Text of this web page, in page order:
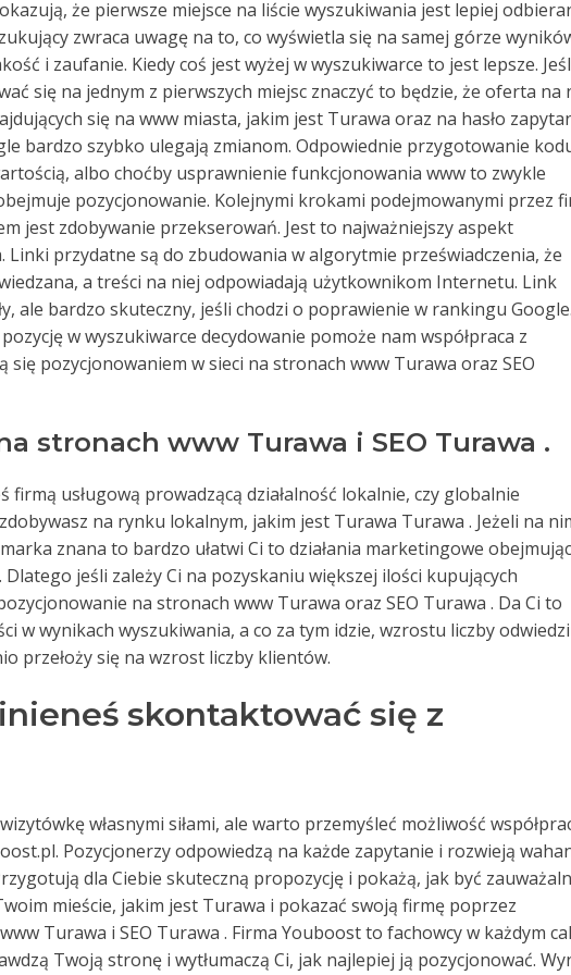
że pierwsze miejsce na liście wyszukiwania jest lepiej
zwraca uwagę na to, co wyświetla się na samej górze
i zaufanie. Kiedy coś jest wyżej w wyszukiwarce to jest lepsze.
się na jednym z pierwszych miejsc znaczyć to będzie, że oferta na
się na www miasta, jakim jest Turawa oraz na hasło
bardzo szybko ulegają zmianom. Odpowiednie przygotowanie
albo choćby usprawnienie funkcjonowania www to zwykle
pozycjonowanie. Kolejnymi krokami podejmowanymi przez
jest zdobywanie przekserowań. Jest to najważniejszy aspekt
przydatne są do zbudowania w algorytmie przeświadczenia, że
a treści na niej odpowiadają użytkownikom Internetu. Link
ale bardzo skuteczny, jeśli chodzi o poprawienie w rankingu Google.
w wyszukiwarce decydowanie pomoże nam współpraca z
pozycjonowaniem w sieci na stronach www Turawa oraz SEO
stronach www Turawa i SEO Turawa .
firmą usługową prowadzącą działalność lokalnie, czy globalnie
na rynku lokalnym, jakim jest Turawa Turawa . Jeżeli na
znana to bardzo ułatwi Ci to działania marketingowe
Dlatego jeśli zależy Ci na pozyskaniu większej ilości kupujących
na stronach www Turawa oraz SEO Turawa . Da Ci to
w wynikach wyszukiwania, a co za tym idzie, wzrostu liczby
przełoży się na wzrost liczby klientów.
skontaktować się z
własnymi siłami, ale warto przemyśleć możliwość
Pozycjonerzy odpowiedzą na każde zapytanie i rozwieją
dla Ciebie skuteczną propozycję i pokażą, jak być
mieście, jakim jest Turawa i pokazać swoją firmę poprzez
Turawa i SEO Turawa . Firma Youboost to fachowcy w każdym
Twoją stronę i wytłumaczą Ci, jak najlepiej ją pozycjonować.